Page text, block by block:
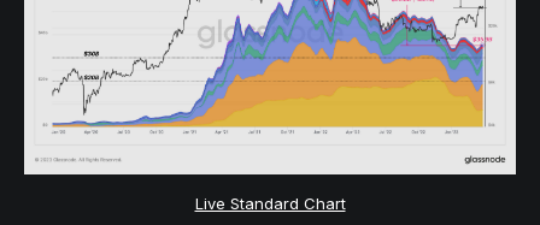
Live Standard Chart